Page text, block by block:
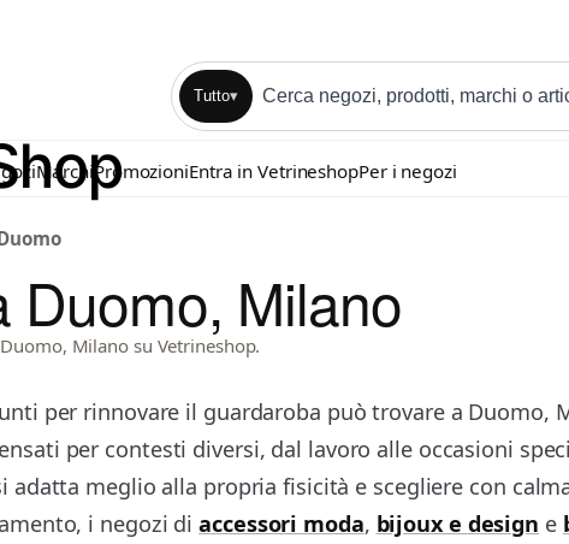
Tutto▾
Marchi PromozioniEntra in VetrineshopPer i negozi
Duomo, Milano
Milano su Vetrineshop.
per rinnovare il guardaroba può trovare a Duomo,
per contesti diversi, dal lavoro alle occasioni
adatta meglio alla propria fisicità e scegliere con
i negozi diaccessori moda, bijoux e design e